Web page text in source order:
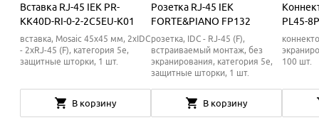
Вставка RJ-45 IEK PR-
KK40D-RI-0-2-2C5EU-K01
вставка, Mosaic 45x45 мм, 2xIDC
- 2xRJ-45 (F), категория 5e,
защитные шторки, 1 шт.
В корзину
Розетка RJ-45 IEK
FORTE&PIANO FP132
розетка, IDC - RJ-45 (F),
встраиваемый монтаж, без
экранирования, категория 5e,
защитные шторки, 1 шт.
В корзину
PL45-
100 шт.